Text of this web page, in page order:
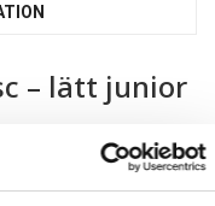
– lätt junior
8-vxl och
kan börja cykla på